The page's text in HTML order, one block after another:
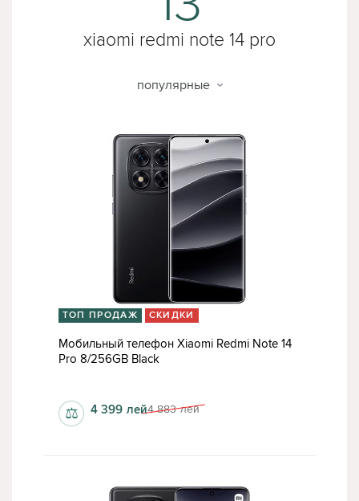
xiaomi redmi note 14 pro
ТОП ПРОДАЖ СКИДКИ
Мобильный телефон Xiaomi Redmi Note 14
Pro 8/256GB Black
1080 x 2400 пкс 4 883 лей
4 399 лей
⚖